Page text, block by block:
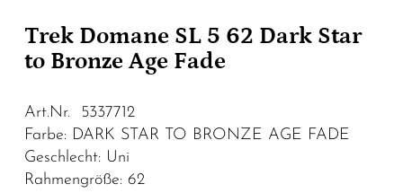
Trek Domane SL 5 62 Dark Star
to Bronze Age Fade
Art.Nr. 5337712
Farbe: DARK STAR TO BRONZE AGE FADE
Geschlecht: Uni
Rahmengröße: 62